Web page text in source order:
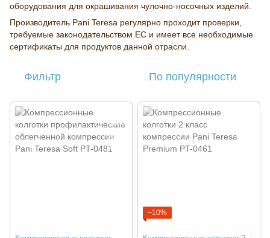
оборудования для окрашивания чулочно-носочных изделий.
Производитель Pani Teresa регулярно проходит проверки,
требуемые законодательством ЕС и имеет все необходимые
сертификаты для продуктов данной отрасли.
Фильтр По популярности
−10%